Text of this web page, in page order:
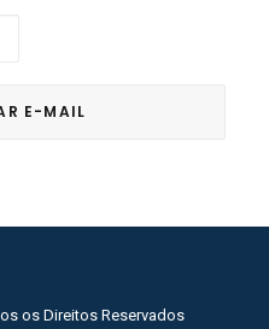
os Direitos Reservados